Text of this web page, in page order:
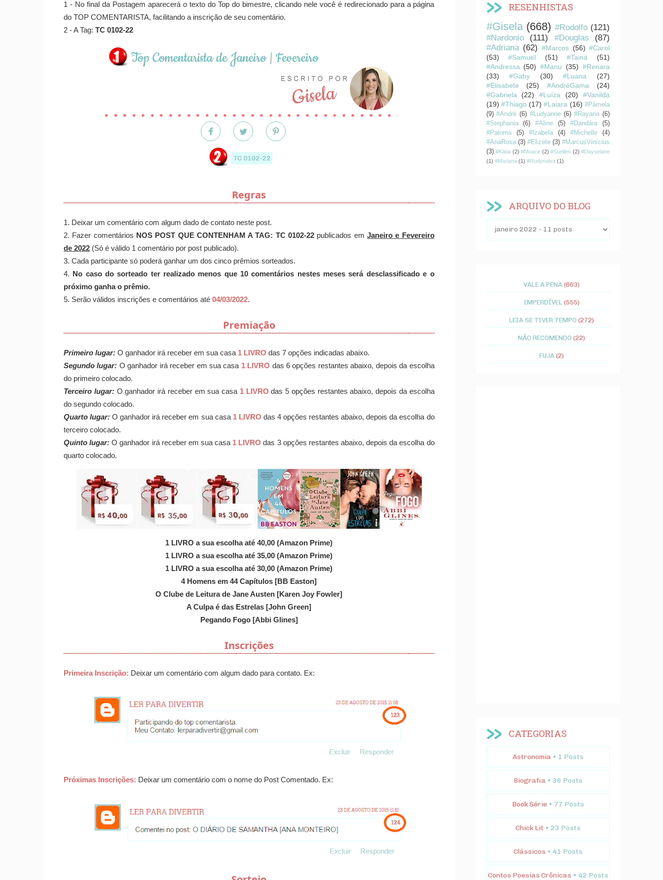
1 - No final da Postagem aparecerá o texto do Top do bimestre, clicando nele você é redirecionado para a página
do TOP COMENTARISTA, facilitando a inscrição de seu comentário.
2 - A Tag: TC 0102-22
Regras
1. Deixar um comentário com algum dado de contato neste post.
2. Fazer comentários NOS POST QUE CONTENHAM A TAG: TC 0102-22 publicados em Janeiro e Fevereiro
de 2022 (Só é válido 1 comentário por post publicado).
3. Cada participante só poderá ganhar um dos cinco prêmios sorteados.
4. No caso do sorteado ter realizado menos que 10 comentários nestes meses será desclassificado e o
próximo ganha o prêmio.
5. Serão válidos inscrições e comentários até 04/03/2022.
Premiação
Primeiro lugar: O ganhador irá receber em sua casa 1 LIVRO das 7 opções indicadas abaixo.
Segundo lugar: O ganhador irá receber em sua casa 1 LIVRO das 6 opções restantes abaixo, depois da escolha
do primeiro colocado.
Terceiro lugar: O ganhador irá receber em sua casa 1 LIVROdas 5 opções restantes abaixo, depois da escolha
do segundo colocado.
Quarto lugar:O ganhador irá receber em sua casa 1 LIVRO das 4 opções restantes abaixo, depois da escolha do
terceiro colocado.
Quinto lugar:O ganhador irá receber em sua casa 1 LIVROdas 3 opções restantes abaixo, depois da escolha do
quarto colocado.
1 LIVRO a sua escolha até 40,00 (Amazon Prime)
1 LIVRO a sua escolha até 35,00 (Amazon Prime)
1 LIVRO a sua escolha até 30,00 (Amazon Prime)
4 Homens em 44 Capítulos [BB Easton]
O Clube de Leitura de Jane Austen [Karen Joy Fowler]
A Culpa é das Estrelas [John Green]
Pegando Fogo [Abbi Glines]
Inscrições
Primeira Inscrição: Deixar um comentário com algum dado para contato. Ex:
Próximas Inscrições: Deixar um comentário com o nome do Post Comentado. Ex:
RESENHISTAS
#Gisela (668) #Rodolfo (121)
#Nardonio
(111) #Douglas
(87)
#Adriana (62) #Marcos (56) #Carol
(53)
#Samuel (51) #Tainá
(51)
#Andressa (50) #Manu (35) #Renara
(33)
#Gaby (30) #Luana
(27)
#Elisabete
(25) #AndréGama
(24)
#Gabriela
(22) #Luíza (20)
#Vanilda
(19) #Thiago (17) #Laiara (16) #Pâmela
(9) #André (6) #Ludyanne (6) #Rayana (6)
#Stephania
(6) #Aline (5) #Dandára
(5)
#Paloma
(5) #Izabela (4) #Michelle
(4)
#AnaRosa (3) #Elizete (3) #MarcusVinícius
(3) #Kátia (2) #Moacir (2) #Suellen (2) #Dayselane
(1) #Mariana (1) #Rudynalva (1)
ARQUIVO DO BLOG
VALE A PENA (663)
IMPERDÍVEL (555)
LEIA SE TIVER TEMPO (272)
NÃO RECOMENDO (22)
FUJA (2)
CATEGORIAS
Astronomia • 1 Posts
Biografia • 36 Posts
Book Série • 77 Posts
Chick Lit • 23 Posts
Clássicos • 41 Posts
Contos Poesias Crônicas • 42 Posts